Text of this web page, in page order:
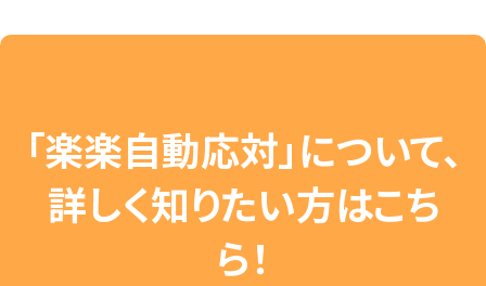
「楽楽自動応対」について、
詳しく知りたい方はこち
ら！